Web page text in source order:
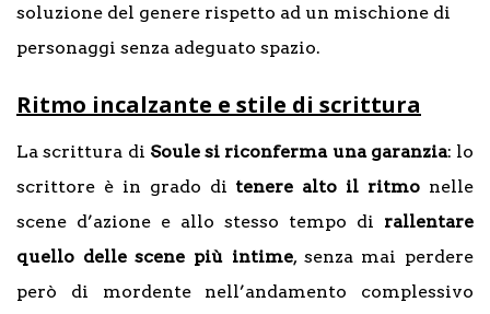
soluzione del genere rispetto ad un mischione di
personaggi senza adeguato spazio.
Ritmo incalzante e stile di scrittura
La scrittura di Soule si riconferma una garanzia: lo
scrittore è in grado di tenere alto il ritmo nelle
scene d’azione e allo stesso tempo di rallentare
quello delle scene più intime, senza mai perdere
però di mordente nell’andamento complessivo